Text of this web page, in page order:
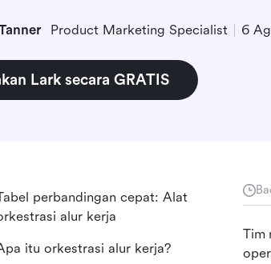
Product Marketing Specialist 6
Lark secara GRATIS
Tim
perbandingan cepat: Alat
alur kerja
itu orkestrasi alur kerja?